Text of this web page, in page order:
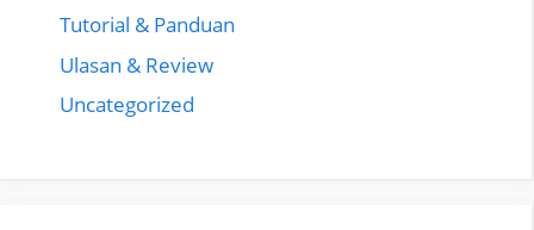
Tutorial & Panduan
Ulasan & Review
Uncategorized